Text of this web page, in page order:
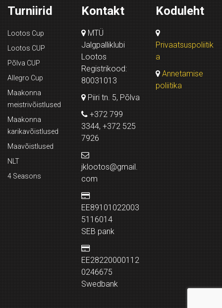
Turniirid
Lootos Cup
Lootos CUP
Põlva CUP
Allegro Cup
Maakonna
meistrivõistlused
Maakonna
karikavõistlused
Maavõistlused
NLT
4 Seasons
Kontakt
MTÜ
Jalgpalliklubi
Lootos
Registrikood:
80031013
Piiri tn. 5, Põlva
+372 799
3344, +372 525
7926
jklootos@gmail.
com
EE89101022003
5116014
SEB pank
EE28220000112
0246675
Swedbank
Koduleht
Privaatsuspoliitik
a
Annetamise
poliitika